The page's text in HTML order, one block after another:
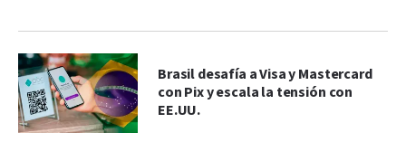
Brasil desafía a Visa y Mastercard
con Pix y escala la tensión con
EE.UU.